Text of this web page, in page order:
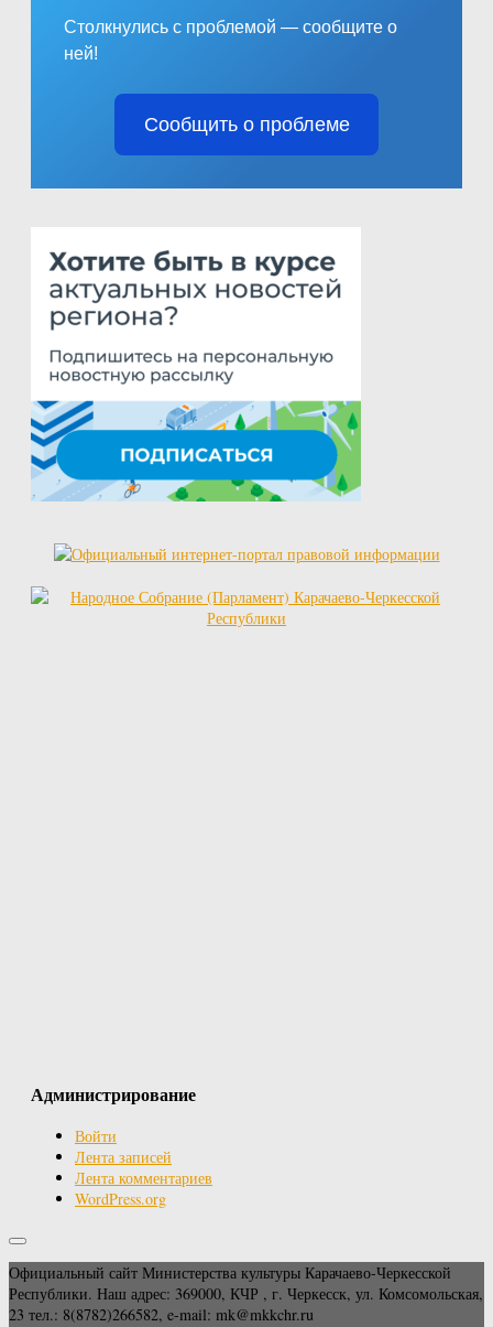
Столкнулись с проблемой — сообщите о
ней!
Сообщить о проблеме
Администрирование
Войти
Лента записей
Лента комментариев
WordPress.org
Официальный сайт Министерства культуры Карачаево-Черкесской
Республики. Наш адрес: 369000, КЧР , г. Черкесск, ул. Комсомольская,
23 тел.: 8(8782)266582, e-mail: mk@mkkchr.ru